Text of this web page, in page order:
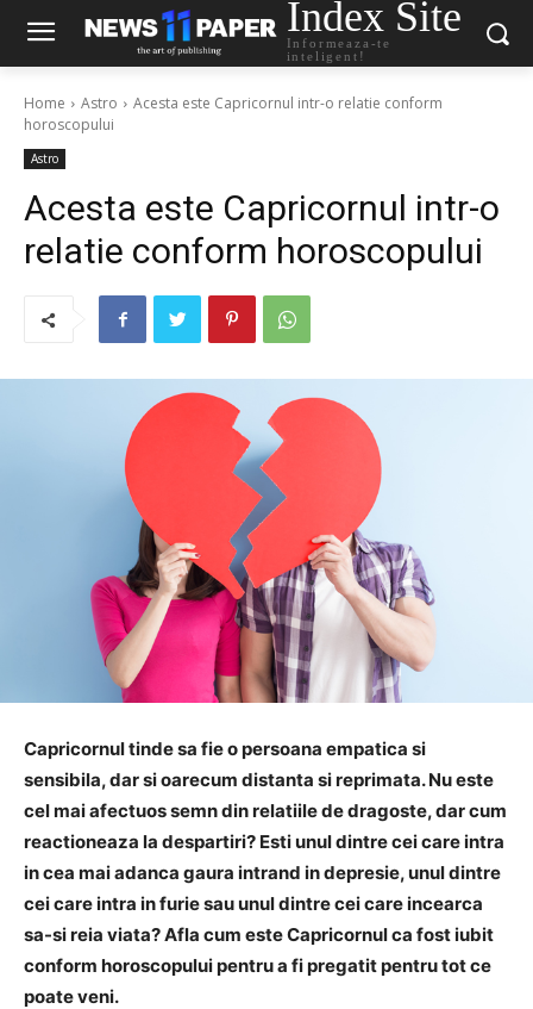
Index Site
Informeaza-te
inteligent!
Home Astro
Acesta este Capricornul intr-o relatie conform
horoscopului
Astro
Acesta este Capricornul intr-o
relatie conform horoscopului
Capricornul tinde sa fie o persoana empatica si
sensibila, dar si oarecum distanta si reprimata.Nu este
cel mai afectuos semn din relatiile de dragoste, dar cum
reactioneaza la despartiri? Esti unul dintre cei care intra
in cea mai adanca gaura intrand in depresie, unul dintre
cei care intra in furie sau unul dintre cei care incearca
sa-si reia viata?Afla cum este Capricornul ca fost iubit
conform horoscopuluipentru a fi pregatit pentru tot ce
poate veni.